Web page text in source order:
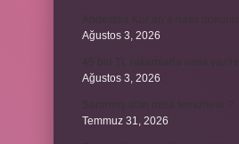
Ağustos 3, 2026
Ağustos 3, 2026
Temmuz 31, 2026